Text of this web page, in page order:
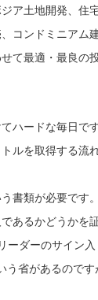
ア土地開発、住
コンドミニアム
て最適・最良の
ハードな毎日です
ルを取得する流
書類が必要です。
あるかどうかを
ーダーのサイン入
う省があるので